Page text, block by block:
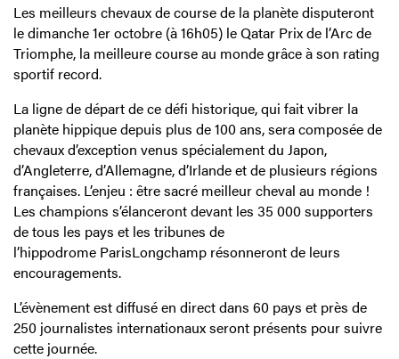
Les meilleurs chevaux de course de la planète disputeront
le dimanche 1er octobre (à 16h05) le Qatar Prix de l’Arc de
Triomphe, la meilleure course au monde grâce à son rating
sportif record.
La ligne de départ de ce défi historique, qui fait vibrer la
planète hippique depuis plus de 100 ans, sera composée de
chevaux d’exception venus spécialement du Japon,
d’Angleterre, d’Allemagne, d’Irlande et de plusieurs régions
françaises. L’enjeu : être sacré meilleur cheval au monde !
Les champions s’élanceront devant les 35 000 supporters
de tous les pays et les tribunes de
l’hippodrome ParisLongchamp résonneront de leurs
encouragements.
L’évènement est diffusé en direct dans 60 pays et près de
250 journalistes internationaux seront présents pour suivre
cette journée.